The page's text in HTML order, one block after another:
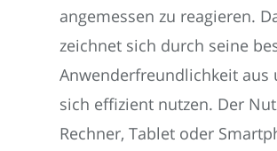
angemessen zu reagieren.
zeichnet sich durch seine
Anwenderfreundlichkeit aus
sich effizient nutzen. Der
Rechner, Tablet oder